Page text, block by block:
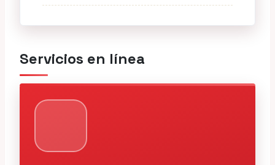
Servicios en línea